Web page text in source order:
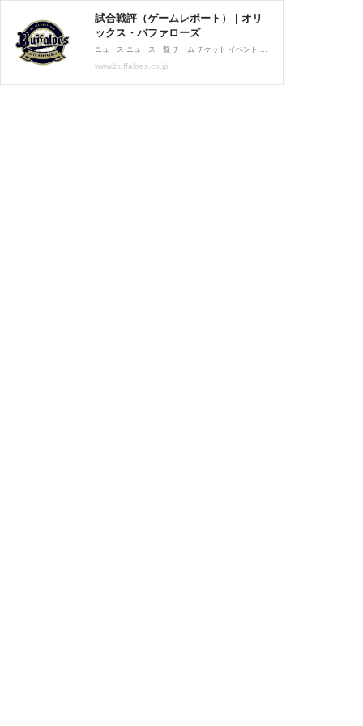
試合戦評（ゲームレポート） | オリ
ックス・バファローズ
ニュース ニュース一覧 チーム チケット イベント ファンクラブ グッズ グルメ メディア スポンサー ファーム マスコット BsGravity BPB DX バファロッピン バファローズトレカ その他 試合情報 試合情報トップ 試合速報 試合日程・結果 登録・抹消情報 出場選手一覧 他球場の経過・結果 練習試合日程・結果 順位表・対戦成績 選手成績 放映スケジュール 試合カレンダー チーム情報 チーム情報トップ 選手名鑑 誕生日 選手登場曲 球団応援歌 選手応援歌 メディア出演情報 ドラフト会議 キャンプ情報 新人選手紹介 契約更改 記録達成者情報 チケット チケット情報トップ 販売スケジュ...
www.buffaloes.co.jp